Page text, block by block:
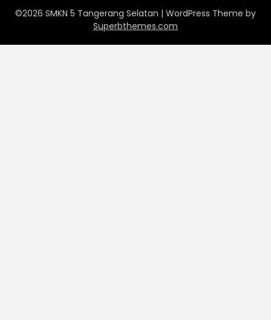
©2026 SMKN 5 Tangerang Selatan | WordPress Theme by
Superbthemes.com